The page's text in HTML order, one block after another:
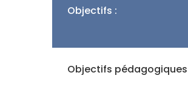
Objectifs :
Objectifs pédagogiques